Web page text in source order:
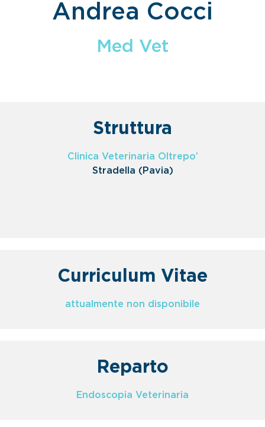
Andrea Cocci
Med Vet
Struttura
Clinica Veterinaria Oltrepo’
Stradella (Pavia)
Curriculum Vitae
attualmente non disponibile
Reparto
Endoscopia Veterinaria